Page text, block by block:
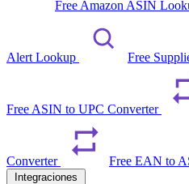
Free Amazon ASIN
Alert Lookup Free
Free ASIN to UPC Converter
Converter Free EAN to